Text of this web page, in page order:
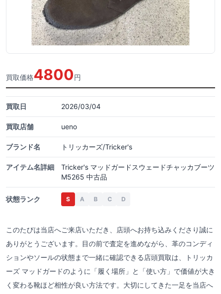
買取価格4800円
買取日 2026/03/04
買取店舗 ueno
ブランド名 トリッカーズ/Tricker's
アイテム名詳細
Tricker's マッドガードスウェードチャッカブーツ
M5265 中古品
状態ランク S A B C D
このたびは当店へご来店いただき、店頭へお持ち込みくださり誠に
ありがとうございます。目の前で査定を進めながら、革のコンディ
ションやソールの状態まで一緒に確認できる店頭買取は、トリッカ
ーズ マッドガードのように「履く場所」と「使い方」で価値が大き
く変わる靴ほど相性が良い方法です。大切にしてきた一足を当店へ